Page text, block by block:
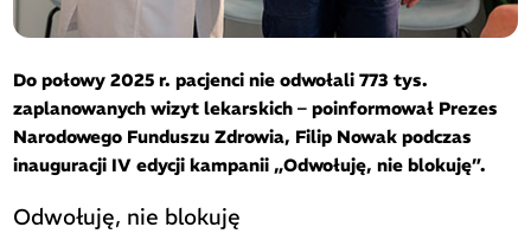
Do połowy 2025 r. pacjenci nie odwołali 773 tys.
zaplanowanych wizyt lekarskich – poinformował Prezes
Narodowego Funduszu Zdrowia, Filip Nowak podczas
inauguracji IV edycji kampanii „Odwołuję, nie blokuję”.
Odwołuję, nie blokuję